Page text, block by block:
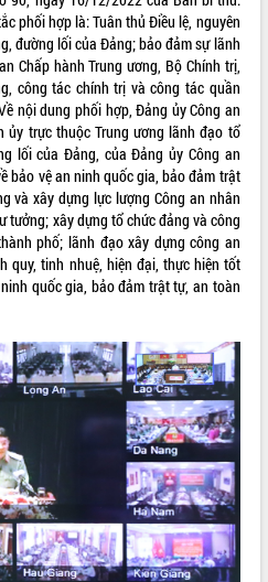
phối hợp là: Tuân thủ Điều lệ, nguyên
đường lối của Đảng; bảo đảm sự lãnh
Chấp hành Trung ương, Bộ Chính trị,
công tác chính trị và công tác quần
nội dung phối hợp, Đảng ủy Công an
ủy trực thuộc Trung ương lãnh đạo tổ
lối của Đảng, của Đảng ủy Công an
bảo vệ an ninh quốc gia, bảo đảm trật
và xây dựng lực lượng Công an nhân
tưởng; xây dựng tổ chức đảng và công
phố; lãnh đạo xây dựng công an
quy, tinh nhuệ, hiện đại, thực hiện tốt
quốc gia, bảo đảm trật tự, an toàn